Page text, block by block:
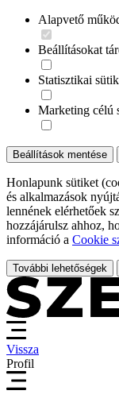
Alapvető
Beállításokat
Statisztikai sütik
Marketing célú
Beállítások mentése
Honlapunk sütiket
és alkalmazások
lennének elérhetőek
hozzájárulsz ahhoz,
információ a Cookie
További lehetőségek
Vissza
Profil